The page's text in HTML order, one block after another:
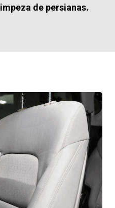
de persianas.